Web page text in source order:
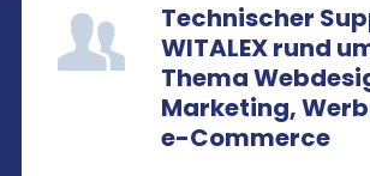
Technischer
WITALEX rund
Thema
Marketing,
e-Commerce